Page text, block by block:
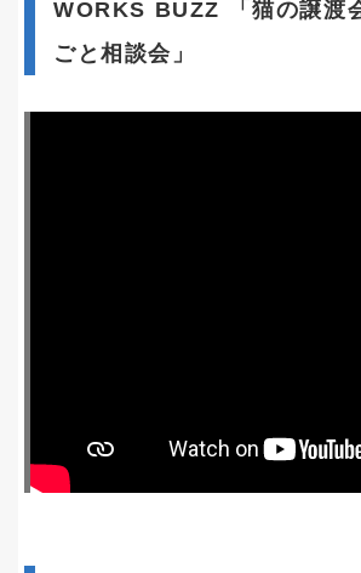
WORKS BUZZ 「猫の譲渡
ごと相談会」